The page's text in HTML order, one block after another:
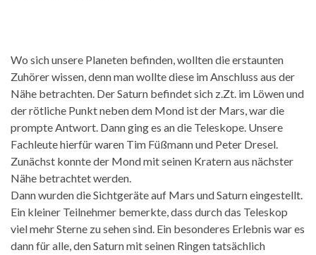
Wo sich unsere Planeten befinden, wollten die erstaunten
Zuhörer wissen, denn man wollte diese im Anschluss aus der
Nähe betrachten. Der Saturn befindet sich z.Zt. im Löwen und
der rötliche Punkt neben dem Mond ist der Mars, war die
prompte Antwort. Dann ging es an die Teleskope. Unsere
Fachleute hierfür waren Tim Füßmann und Peter Dresel.
Zunächst konnte der Mond mit seinen Kratern aus nächster
Nähe betrachtet werden.
Dann wurden die Sichtgeräte auf Mars und Saturn eingestellt.
Ein kleiner Teilnehmer bemerkte, dass durch das Teleskop
viel mehr Sterne zu sehen sind. Ein besonderes Erlebnis war es
dann für alle, den Saturn mit seinen Ringen tatsächlich